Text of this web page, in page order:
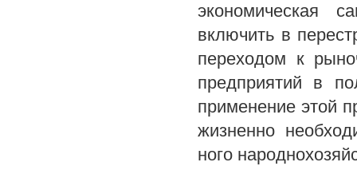
экономическая
включить в
переходом к
предприятий в
применение этой
жизненно
ного